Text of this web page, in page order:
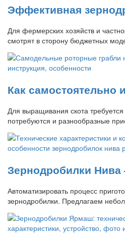
Эффективная
Для фермерских хозяйств и
смотрят в сторону бюджетных
Как самостоятельно
Для выращивания скота
потребуются и разнообразные
Зернодробилки
Автоматизировать процесс
зернодробилки. Предлагаем